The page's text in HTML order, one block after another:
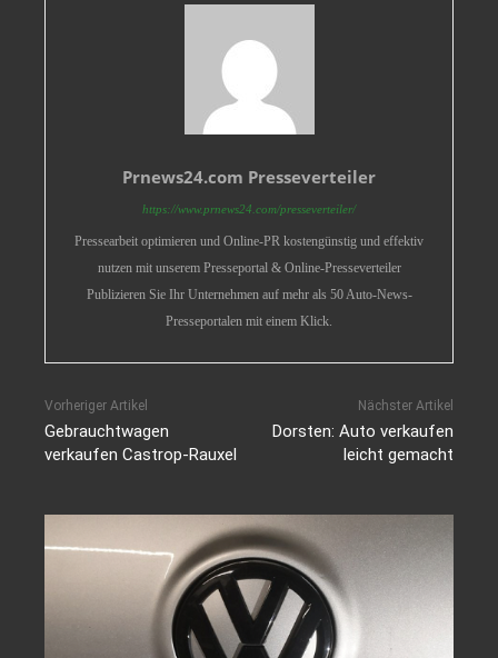
Prnews24.com Presseverteiler
https://www.prnews24.com/presseverteiler/
Pressearbeit optimieren und Online-PR kostengünstig und effektiv
nutzen mit unserem Presseportal & Online-Presseverteiler
Publizieren Sie Ihr Unternehmen auf mehr als 50 Auto-News-
Presseportalen mit einem Klick.
Vorheriger Artikel
Gebrauchtwagen
verkaufen Castrop-Rauxel
Nächster Artikel
Dorsten: Auto verkaufen
leicht gemacht